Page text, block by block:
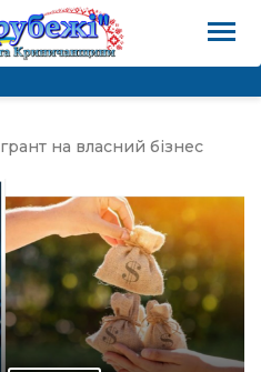
на власний бізнес